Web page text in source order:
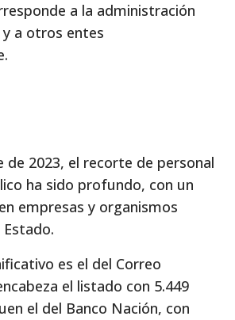
a la administración
a otros entes
de 2023, el recorte de personal
ha sido profundo, con un
empresas y organismos
es el del Correo
el listado con 5.449
el del Banco Nación, con